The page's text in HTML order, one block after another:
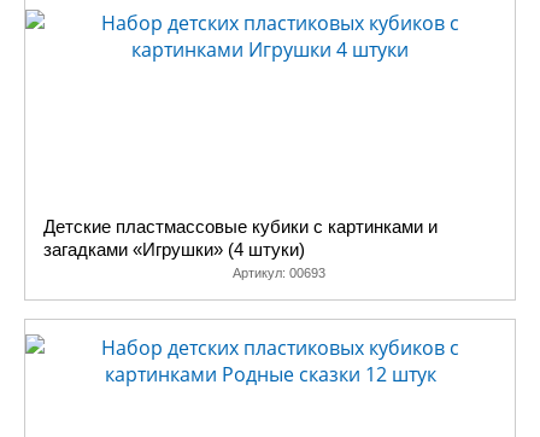
Детские пластмассовые кубики с картинками и
загадками «Игрушки» (4 штуки)
Артикул: 00693